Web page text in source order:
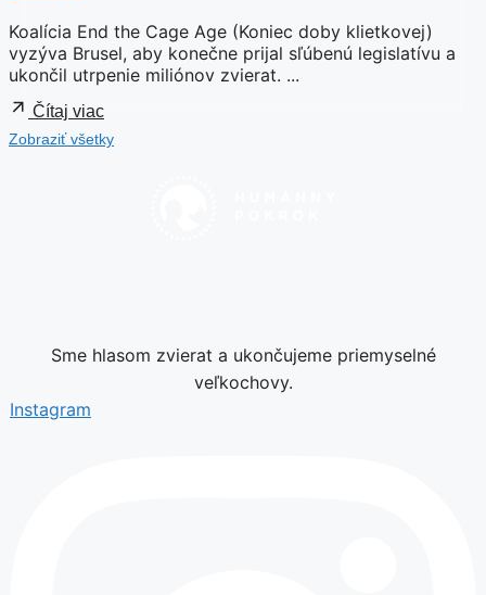
Koalícia End the Cage Age (Koniec doby klietkovej)
vyzýva Brusel, aby konečne prijal sľúbenú legislatívu a
ukončil utrpenie miliónov zvierat. ...
Čítaj viac
Zobraziť všetky
Sme hlasom zvierat a ukončujeme priemyselné
veľkochovy.
Instagram